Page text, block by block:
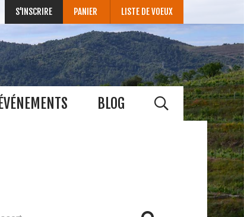
S'INSCRIRE PANIER LISTE DE VOEUX
ÉVÉNEMENTS BLOG